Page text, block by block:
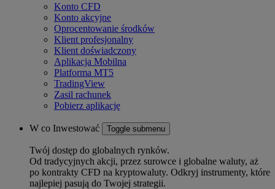
Konto CFD
Konto akcyjne
Oprocentowanie środków
Klient profesjonalny
Klient doświadczony
Aplikacja Mobilna
Platforma MT5
TradingView
Zasil rachunek
Pobierz aplikację
W co Inwestować Toggle submenu
Twój dostęp do globalnych rynków.
Od tradycyjnych akcji, przez surowce i globalne waluty, aż
po kontrakty CFD na kryptowaluty. Odkryj instrumenty, które
najlepiej pasują do Twojej strategii.